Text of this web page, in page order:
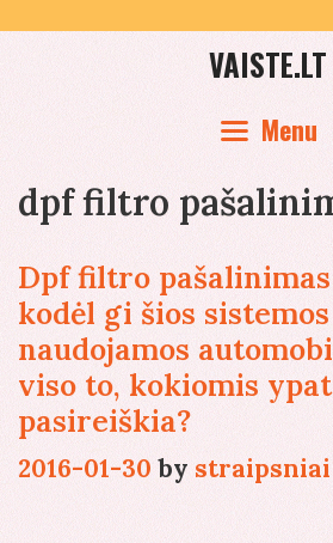
VAISTE.LT
Menu
dpf filtro
Dpf filtro
kodėl gi šios
naudojamos
viso to, kokiomis
pasireiškia?
2016-01-30 by straipsniai